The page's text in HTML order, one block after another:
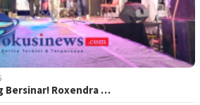
Bersinar! Roxendra …